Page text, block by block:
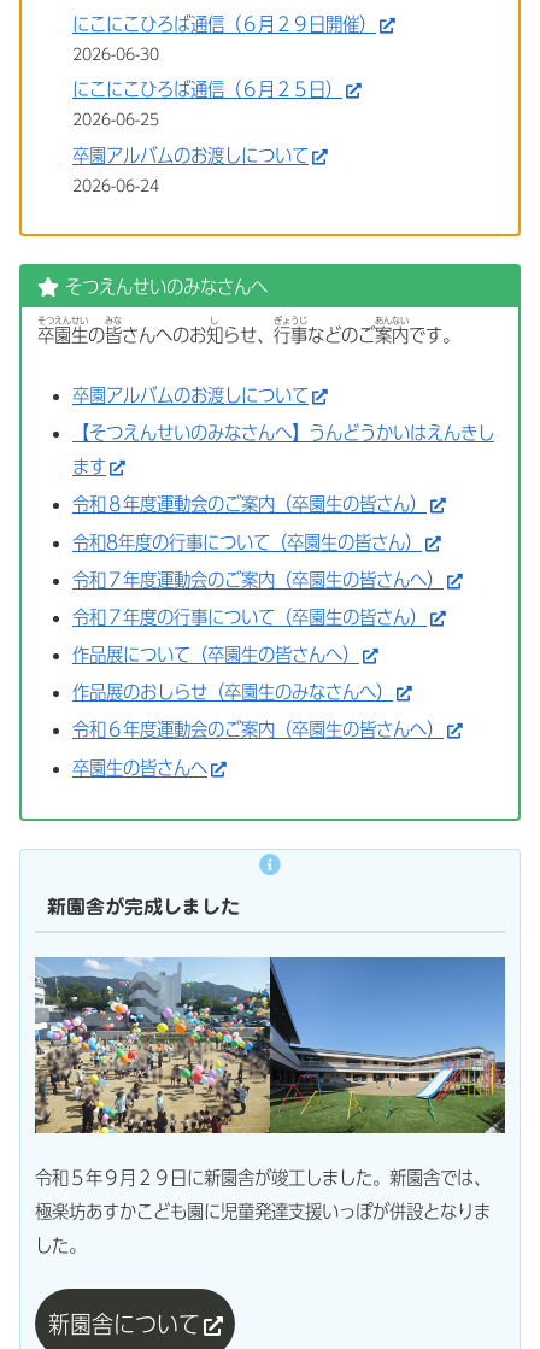
にこにこひろば通信（６月２９日開催）
2026-06-30
にこにこひろば通信（６月２５日）
2026-06-25
卒園アルバムのお渡しについて
2026-06-24
そつえんせいのみなさんへ
卒園生
そつえんせい
の皆
みな
さんへのお知
し
らせ、 行事
ぎょうじ
などのご案内
あんない
です。
卒園アルバムのお渡しについて
【そつえんせいのみなさんへ】うんどうかいはえんきし
ます
令和８年度運動会のご案内（卒園生の皆さん）
令和8年度の行事について（卒園生の皆さん）
令和７年度運動会のご案内（卒園生の皆さんへ）
令和７年度の行事について（卒園生の皆さん）
作品展について（卒園生の皆さんへ）
作品展のおしらせ（卒園生のみなさんへ）
令和６年度運動会のご案内（卒園生の皆さんへ）
卒園生の皆さんへ
新園舎が完成しました
令和５年９月２９日に新園舎が竣工しました。新園舎では、
極楽坊あすかこども園に児童発達支援いっぽが併設となりま
した。
新園舎について